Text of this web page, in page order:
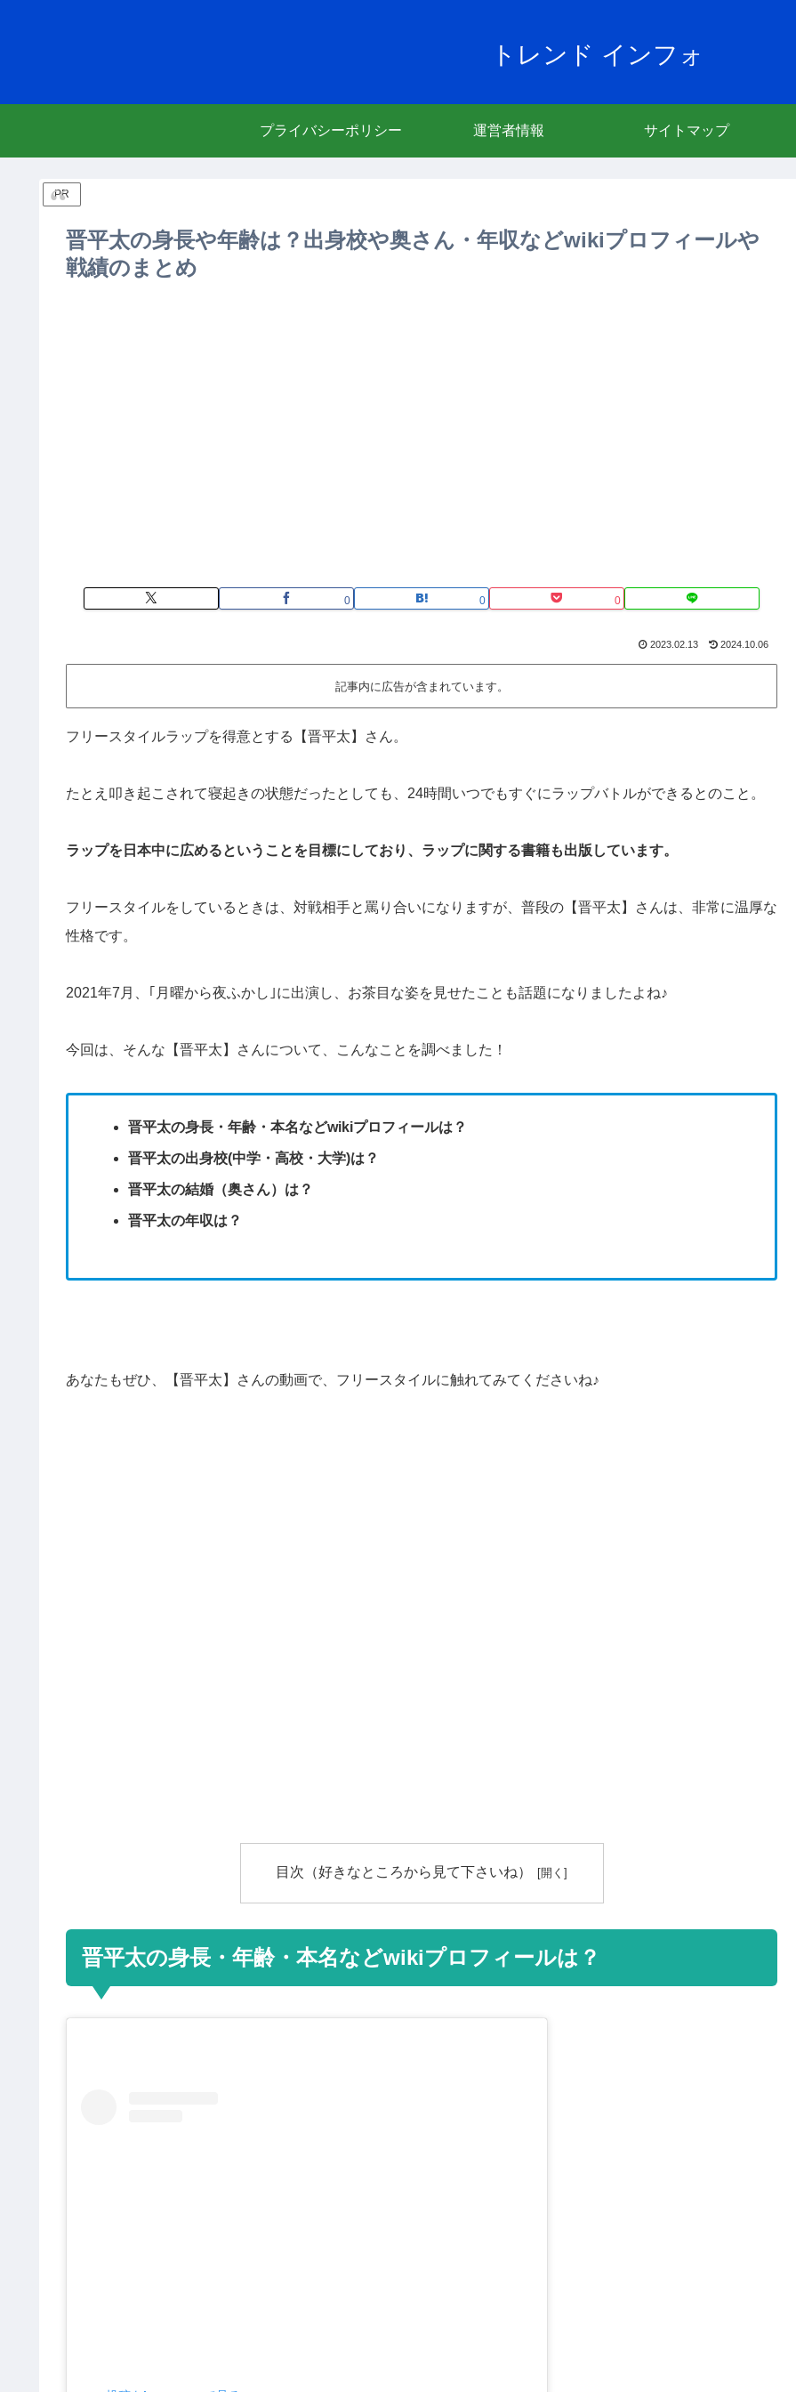
トレンド インフォ
プライバシーポリシー 運営者情報 サイトマップ
PR
晋平太の身長や年齢は？出身校や奥さん・年収などwikiプロフィールや
戦績のまとめ
0 0 0
2023.02.13 2024.10.06
記事内に広告が含まれています。
フリースタイルラップを得意とする【晋平太】さん。
たとえ叩き起こされて寝起きの状態だったとしても、24時間いつでもすぐにラップバトルができるとのこと。
ラップを日本中に広めるということを目標にしており、ラップに関する書籍も出版しています。
フリースタイルをしているときは、対戦相手と罵り合いになりますが、普段の【晋平太】さんは、非常に温厚な
性格です。
2021年7月、｢月曜から夜ふかし｣に出演し、お茶目な姿を見せたことも話題になりましたよね♪
今回は、そんな【晋平太】さんについて、こんなことを調べました！
晋平太の身長・年齢・本名などwikiプロフィールは？
晋平太の出身校(中学・高校・大学)は？
晋平太の結婚（奥さん）は？
晋平太の年収は？
あなたもぜひ、【晋平太】さんの動画で、フリースタイルに触れてみてくださいね♪
目次（好きなところから見て下さいね）
晋平太の身長・年齢・本名などwikiプロフィールは？